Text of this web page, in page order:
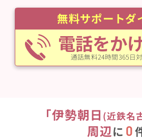
無料サポートダ
電話をか
通話無料24時間365日
「伊勢朝日(近鉄名
周辺に 0